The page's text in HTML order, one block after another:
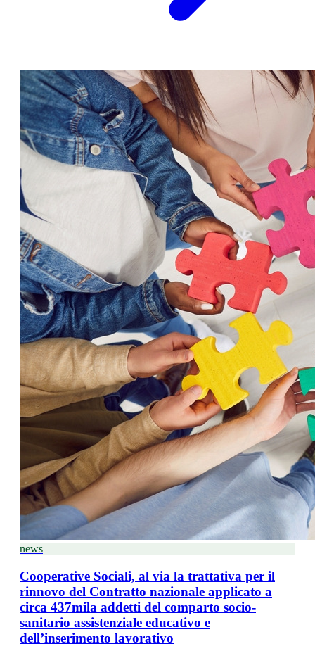
news
Cooperative Sociali, al via la trattativa per il
rinnovo del Contratto nazionale applicato a
circa 437mila addetti del comparto socio-
sanitario assistenziale educativo e
dell’inserimento lavorativo